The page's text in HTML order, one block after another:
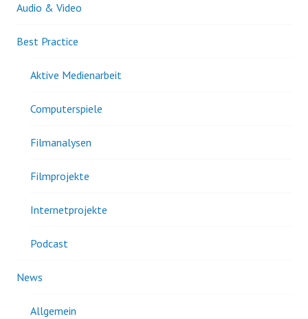
Audio & Video
Best Practice
Aktive Medienarbeit
Computerspiele
Filmanalysen
Filmprojekte
Internetprojekte
Podcast
News
Allgemein